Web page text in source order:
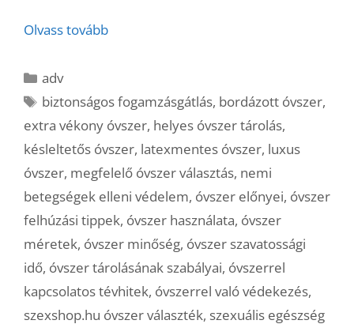
Olvass tovább
Kategória
adv
Címkék
biztonságos fogamzásgátlás, bordázott óvszer,
extra vékony óvszer, helyes óvszer tárolás,
késleltetős óvszer, latexmentes óvszer, luxus
óvszer, megfelelő óvszer választás, nemi
betegségek elleni védelem, óvszer előnyei, óvszer
felhúzási tippek, óvszer használata, óvszer
méretek, óvszer minőség, óvszer szavatossági
idő, óvszer tárolásának szabályai, óvszerrel
kapcsolatos tévhitek, óvszerrel való védekezés,
szexshop.hu óvszer választék, szexuális egészség